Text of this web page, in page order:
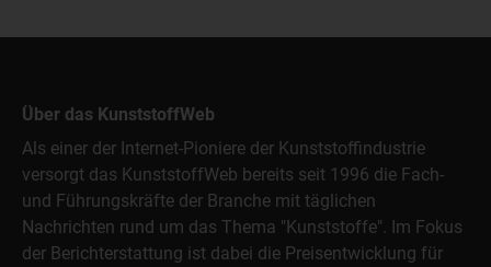
Über das KunststoffWeb
Als einer der Internet-Pioniere der Kunststoffindustrie
versorgt das KunststoffWeb bereits seit 1996 die Fach-
und Führungskräfte der Branche mit täglichen
Nachrichten rund um das Thema "Kunststoffe". Im Fokus
der Berichterstattung ist dabei die Preisentwicklung für